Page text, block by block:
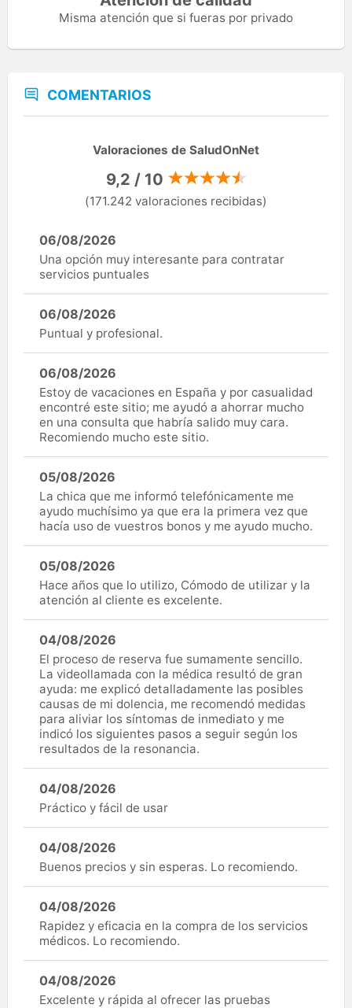
Misma atención que si fueras por privado
COMENTARIOS
Valoraciones de SaludOnNet
9,2 / 10
(171.242 valoraciones recibidas)
06/08/2026
Una opción muy interesante para contratar
servicios puntuales
06/08/2026
Puntual y profesional.
06/08/2026
Estoy de vacaciones en España y por casualidad
encontré este sitio; me ayudó a ahorrar mucho
en una consulta que habría salido muy cara.
Recomiendo mucho este sitio.
05/08/2026
La chica que me informó telefónicamente me
ayudo muchísimo ya que era la primera vez que
hacía uso de vuestros bonos y me ayudo mucho.
05/08/2026
Hace años que lo utilizo, Cómodo de utilizar y la
atención al cliente es excelente.
04/08/2026
El proceso de reserva fue sumamente sencillo.
La videollamada con la médica resultó de gran
ayuda: me explicó detalladamente las posibles
causas de mi dolencia, me recomendó medidas
para aliviar los síntomas de inmediato y me
indicó los siguientes pasos a seguir según los
resultados de la resonancia.
04/08/2026
Práctico y fácil de usar
04/08/2026
Buenos precios y sin esperas. Lo recomiendo.
04/08/2026
Rapidez y eficacia en la compra de los servicios
médicos. Lo recomiendo.
04/08/2026
Excelente y rápida al ofrecer las pruebas